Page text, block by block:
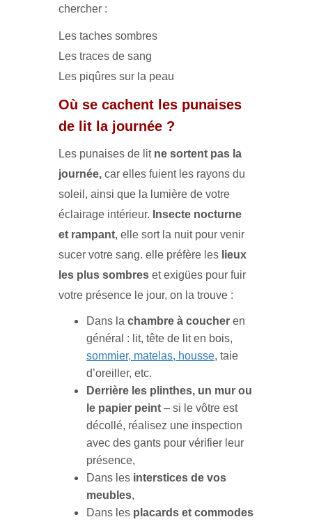
chercher :
Les taches sombres
Les traces de sang
Les piqûres sur la peau
Où se cachent les punaises
de lit la journée ?
Les punaises de lit ne sortent pas la
journée, car elles fuient les rayons du
soleil, ainsi que la lumière de votre
éclairage intérieur. Insecte nocturne
et rampant, elle sort la nuit pour venir
sucer votre sang. elle préfère les lieux
les plus sombres et exigües pour fuir
votre présence le jour, on la trouve :
Dans la chambre à coucher en
général : lit, tête de lit en bois,
sommier, matelas, housse, taie
d’oreiller, etc.
Derrière les plinthes, un mur ou
le papier peint – si le vôtre est
décollé, réalisez une inspection
avec des gants pour vérifier leur
présence,
Dans les interstices de vos
meubles,
Dans les placards et commodes